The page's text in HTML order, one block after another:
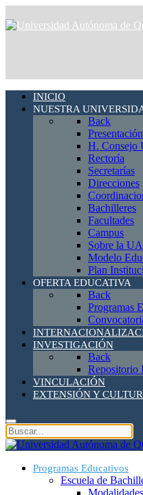
INICIO
NUESTRA
Back
Presentación
H. Consejo
Rectoría
Secretarías
Direcciones
Bachilleres
Facultades
Campus
Sobre la
Modelo
Plan
OFERTA EDUCATIVA
Back
Programas
INVESTIGACIÓN
Back
Repositorio
VINCULACIÓN
EXTENSIÓN Y
Programas Educativos
Escuela de
Modalidades